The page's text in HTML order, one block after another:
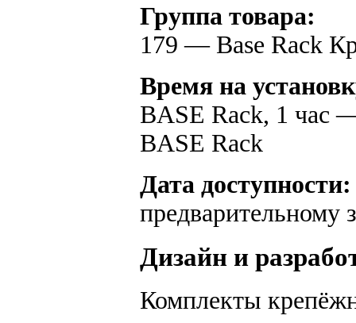
Группа товара:
179 — Base Rack
Время на
BASE Rack, 1 час
BASE Rack
Дата доступности:
предварительному
Дизайн и
Комплекты